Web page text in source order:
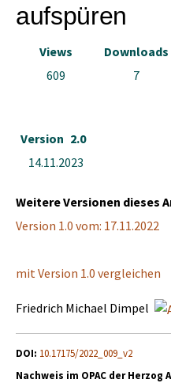
aufspüren
Views
609
Downloads
7
Version 2.0
14.11.2023
Weitere Versionen dieses
Version 1.0 vom: 17.11.2022
mit Version 1.0 vergleichen
Friedrich Michael Dimpel
DOI: 10.17175/2022_009_v2
Nachweis im OPAC der